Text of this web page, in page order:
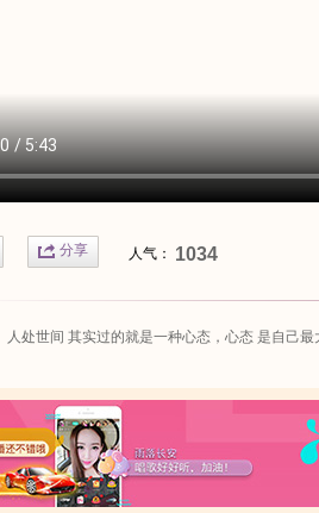
分享 人气： 1034
人处世间 其实过的就是一种心态，心态 是自己